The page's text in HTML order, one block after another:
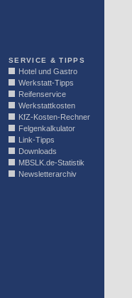
SERVICE & TIPPS
Hotel und Gastro
Werkstatt-Tipps
Reifenservice
Werkstattkosten
KfZ-Kosten-Rechner
Felgenkalkulator
Link-Tipps
Downloads
MBSLK.de-Statistik
Newsletterarchiv